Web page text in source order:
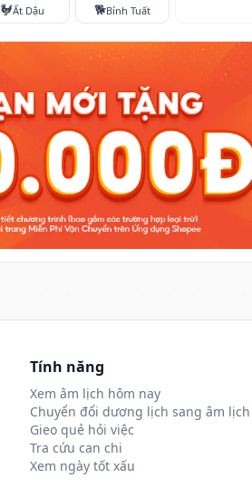
🐓Ất Dậu 🐕Bính Tuất
Tính năng
Xem âm lịch hôm nay
Chuyển đổi dương lịch sang âm lịch
Gieo quẻ hỏi việc
Tra cứu can chi
Xem ngày tốt xấu